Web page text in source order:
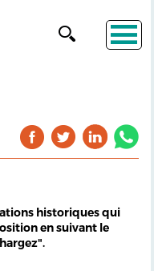
historiques qui
en suivant le